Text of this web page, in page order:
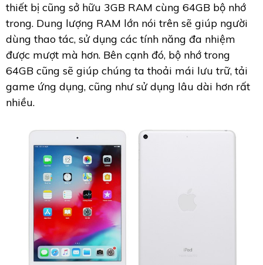
thiết bị cũng sở hữu 3GB RAM cùng 64GB bộ nhớ
trong. Dung lượng RAM lớn nói trên sẽ giúp người
dùng thao tác, sử dụng các tính năng đa nhiệm
được mượt mà hơn. Bên cạnh đó, bộ nhớ trong
64GB cũng sẽ giúp chúng ta thoải mái lưu trữ, tải
game ứng dụng, cũng như sử dụng lâu dài hơn rất
nhiều.